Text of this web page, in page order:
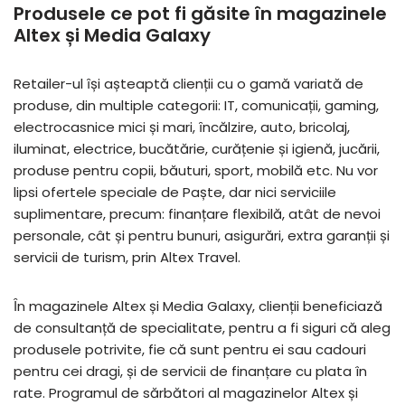
Produsele ce pot fi găsite în magazinele
Altex și Media Galaxy
Retailer-ul ȋși așteaptă clienții cu o gamă variată de
produse, din multiple categorii: IT, comunicații, gaming,
electrocasnice mici și mari, ȋncălzire, auto, bricolaj,
iluminat, electrice, bucătărie, curățenie și igienă, jucării,
produse pentru copii, băuturi, sport, mobilă etc. Nu vor
lipsi ofertele speciale de Paște, dar nici serviciile
suplimentare, precum: finanțare flexibilă, atât de nevoi
personale, cât și pentru bunuri, asigurări, extra garanții și
servicii de turism, prin Altex Travel.
Ȋn magazinele Altex și Media Galaxy, clienții beneficiază
de consultanță de specialitate, pentru a fi siguri că aleg
produsele potrivite, fie că sunt pentru ei sau cadouri
pentru cei dragi, și de servicii de finanțare cu plata în
rate. Programul de sărbători al magazinelor Altex și